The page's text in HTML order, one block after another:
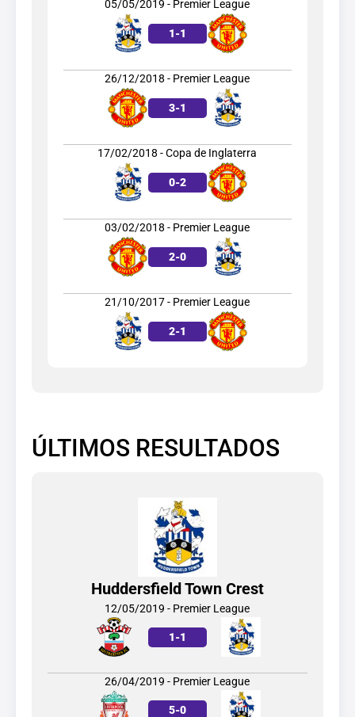
05/05/2019 - Premier League
1-1
26/12/2018 - Premier League
3-1
17/02/2018 - Copa de Inglaterra
0-2
03/02/2018 - Premier League
2-0
21/10/2017 - Premier League
2-1
ÚLTIMOS RESULTADOS
Huddersfield Town Crest
12/05/2019 - Premier League
1-1
26/04/2019 - Premier League
5-0